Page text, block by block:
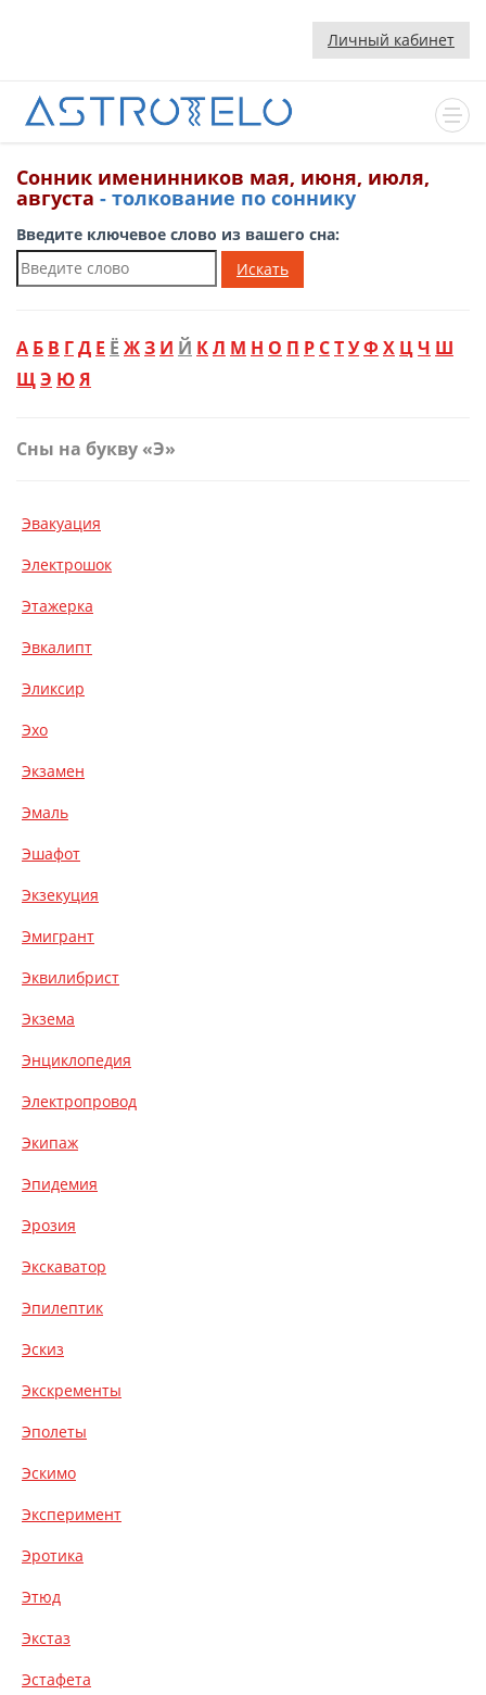
Личный кабинет
Сонник именинников мая, июня, июля,
августа - толкование по соннику
Введите ключевое слово из вашего сна:
Искать
А Б В ГД Е Ё ЖЗ И Й КЛ М Н О П Р СТУФ Х ЦЧ Ш
ЩЭ ЮЯ
Сны на букву «Э»
Эвакуация
Электрошок
Этажерка
Эвкалипт
Эликсир
Эхо
Экзамен
Эмаль
Эшафот
Экзекуция
Эмигрант
Эквилибрист
Экзема
Энциклопедия
Электропровод
Экипаж
Эпидемия
Эрозия
Экскаватор
Эпилептик
Эскиз
Экскременты
Эполеты
Эскимо
Эксперимент
Эротика
Этюд
Экстаз
Эстафета